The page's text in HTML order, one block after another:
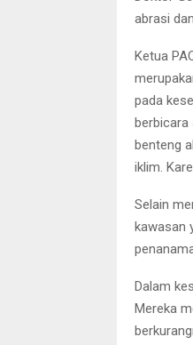
abrasi
Ketua
pada
berbicara
benteng
iklim.
Selain
kawasan
Dalam
Mereka